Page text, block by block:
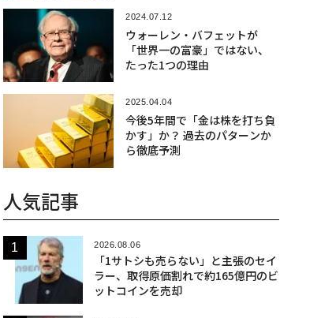
2024.07.12
ウォーレン・バフェットが
「世界一の富豪」ではない、
たった1つの理由
2025.04.04
今後5年間で「金は株を打ち負
かす」か？ 過去のパターンか
ら徹底予測
人気記事
2026.08.06
「1サトシも売らない」と主張のセイ
ラー、取得原価割れで約165億円のビ
ットコインを売却